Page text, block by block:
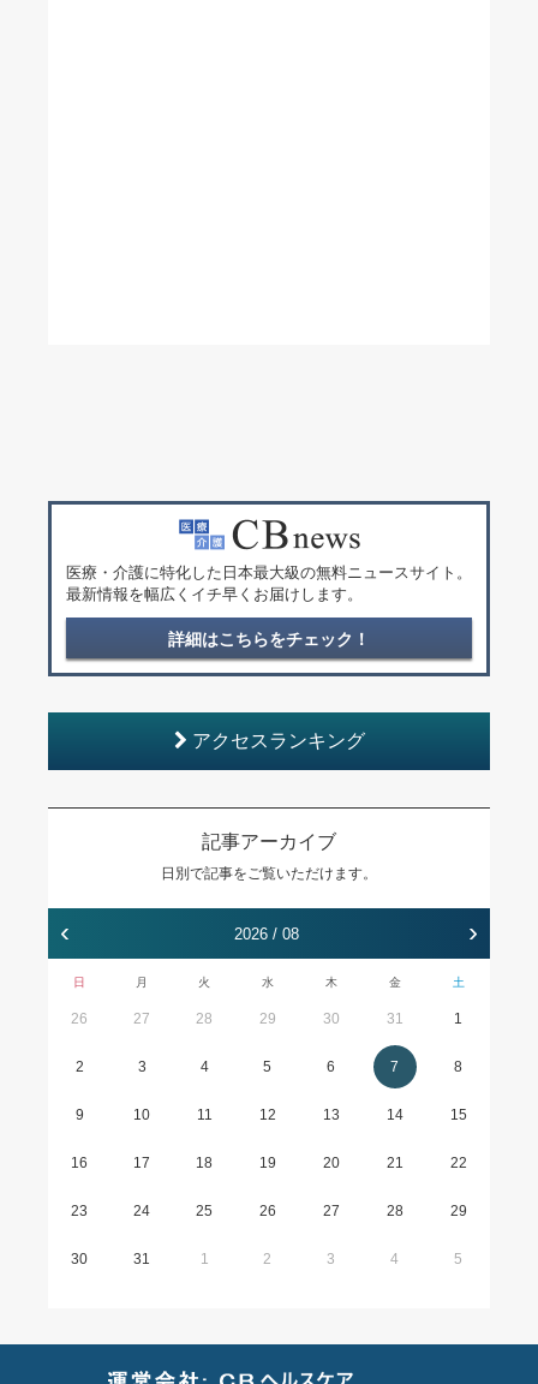
医療・介護に特化した日本最大級の無料ニュースサイト。
最新情報を幅広くイチ早くお届けします。
詳細はこちらをチェック！
アクセスランキング
記事アーカイブ
日別で記事をご覧いただけます。
‹ 2026 / 08 ›
日 月 火 水 木 金 土
26 27 28 29 30 31 1
2 3 4 5 6 7 8
9 10 11 12 13 14 15
16 17 18 19 20 21 22
23 24 25 26 27 28 29
30 31 1 2 3 4 5